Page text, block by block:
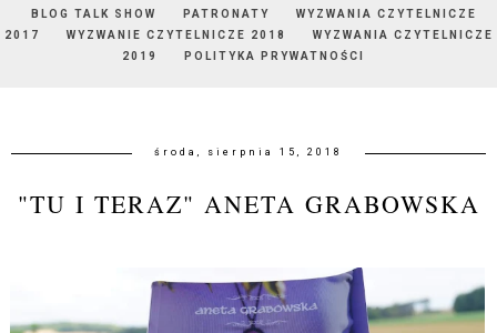
BLOG TALK SHOW
PATRONATY
WYZWANIA CZYTELNICZE
2017
WYZWANIE CZYTELNICZE 2018
WYZWANIA CZYTELNICZE
2019
POLITYKA PRYWATNOŚCI
środa, sierpnia 15, 2018
"TU I TERAZ" ANETA GRABOWSKA